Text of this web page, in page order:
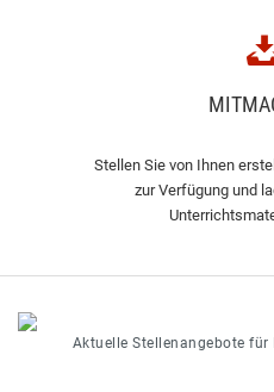
Stellen Sie von Ihnen
zur Verfügung und
Aktuelle Stellenangebote für